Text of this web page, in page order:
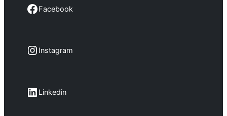
Facebook Facebook
Instagram Instagram
LinkedIn Linkedin